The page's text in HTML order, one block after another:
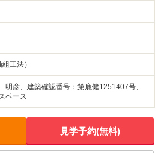
工法）
彦、建築確認番号：第鹿健1251407号、
ペース
見学予約(無料)